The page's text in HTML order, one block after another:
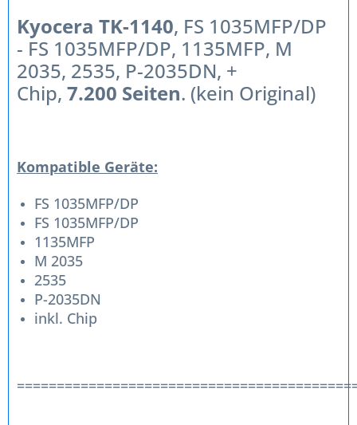
Kyocera TK-1140, FS 1035MFP/DP
- FS 1035MFP/DP, 1135MFP, M
2035, 2535, P-2035DN, +
Chip, 7.200 Seiten. (kein Original)
Kompatible Geräte:
FS 1035MFP/DP
FS 1035MFP/DP
1135MFP
M 2035
2535
P-2035DN
inkl. Chip